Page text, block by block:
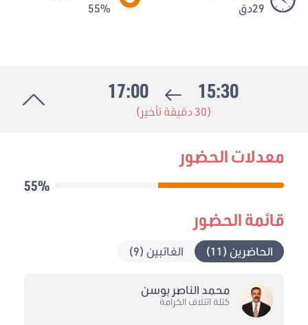
29دق
55%
15:30
17:00
(30 دقيقة تأخير)
معدلات الحضور
55%
قائمة الحضور
الحاضرين (11) الغائبين (9)
محمد الناصر بوسن
كتلة ائتلاف الكرامة